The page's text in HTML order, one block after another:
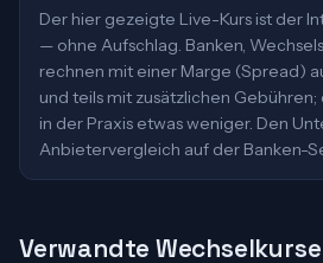
Der hier gezeigte Live-Kurs ist der
— ohne Aufschlag. Banken,
rechnen mit einer Marge (Spread)
und teils mit zusätzlichen
in der Praxis etwas weniger. Den
Anbietervergleich auf der Banken-
Verwandte Wechselkurse